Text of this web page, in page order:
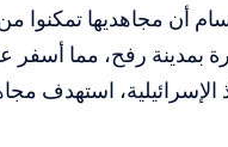
أن مجاهديها
بمدينة رفح، مما
الإسرائيلية، استهدف